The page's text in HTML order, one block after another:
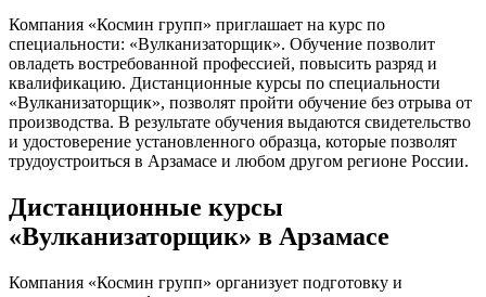
Компания «Космин групп» приглашает на курс по
специальности: «Вулканизаторщик». Обучение позволит
овладеть востребованной профессией, повысить разряд и
квалификацию. Дистанционные курсы по специальности
«Вулканизаторщик», позволят пройти обучение без отрыва от
производства. В результате обучения выдаются свидетельство
и удостоверение установленного образца, которые позволят
трудоустроиться в Арзамасе и любом другом регионе России.
Дистанционные курсы
«Вулканизаторщик» в Арзамасе
Компания «Космин групп» организует подготовку и